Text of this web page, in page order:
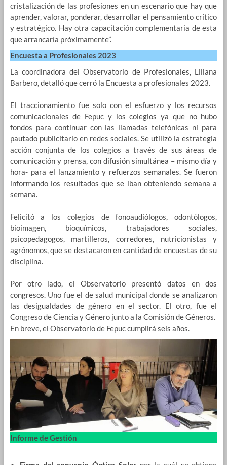
cristalización de las profesiones en un escenario que hay que
aprender, valorar, ponderar, desarrollar el pensamiento crítico
y estratégico. Hay otra capacitación complementaria de esta
que arrancaría próximamente”.
Encuesta a Profesionales 2023
La coordinadora del Observatorio de Profesionales, Liliana
Barbero, detalló que cerró la Encuesta a profesionales 2023.
El traccionamiento fue solo con el esfuerzo y los recursos
comunicacionales de Fepuc y los colegios ya que no hubo
fondos para continuar con las llamadas telefónicas ni para
pautado publicitario en redes sociales. Se utilizó la estrategia
acción conjunta de los colegios a través de sus áreas de
comunicación y prensa, con difusión simultánea – mismo día y
hora- para el lanzamiento y refuerzos semanales. Se fueron
informando los resultados que se iban obteniendo semana a
semana.
Felicitó a los colegios de fonoaudiólogos, odontólogos,
bioimagen, bioquímicos, trabajadores sociales,
psicopedagogos, martilleros, corredores, nutricionistas y
agrónomos, que se destacaron en cantidad de encuestas de su
disciplina.
Por otro lado, el Observatorio presentó datos en dos
congresos. Uno fue el de salud municipal donde se analizaron
las desigualdades de género en el sector. El otro, fue el
Congreso de Ciencia y Género junto a la Comisión de Géneros.
En breve, el Observatorio de Fepuc cumplirá seis años.
Informe de Gestión